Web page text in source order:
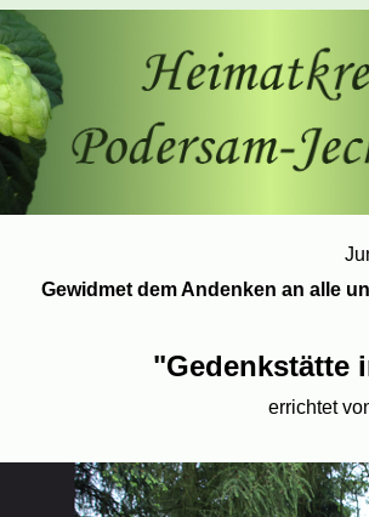
Gewidmet dem Andenken an alle
"Gedenkstätte
errichtet